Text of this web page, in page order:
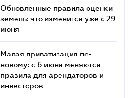
Обновленные правила оценки
земель: что изменится уже с 29
июня
Малая приватизация по-
новому: с 6 июня меняются
правила для арендаторов и
инвесторов